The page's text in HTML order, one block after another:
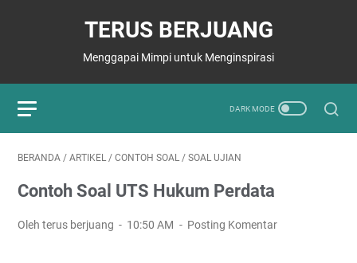
TERUS BERJUANG
Menggapai Mimpi untuk Menginspirasi
BERANDA / ARTIKEL / CONTOH SOAL / SOAL UJIAN
Contoh Soal UTS Hukum Perdata
Oleh terus berjuang 10:50 AM Posting Komentar